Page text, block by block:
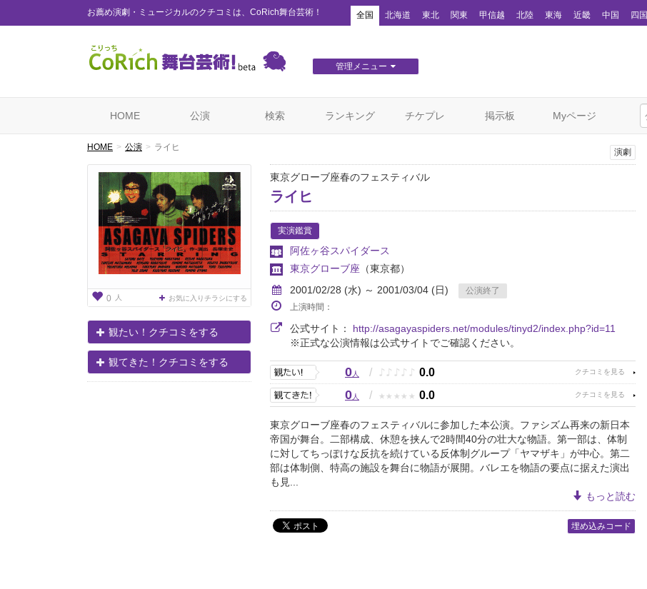
お薦め演劇・ミュージカルのクチコミは、CoRich舞台芸術！ 全国 北海道 東北 関東 甲信越 北陸 東海 近畿 中国 四国
管理メニュー
HOME 公演 検索 ランキング チケプレ 掲示板 Myページ
HOME 公演 ライヒ
0 人 お気に入りチラシにする
観たい！クチコミをする
観てきた！クチコミをする
演劇
東京グローブ座春のフェスティバル
ライヒ
実演鑑賞
阿佐ヶ谷スパイダース
東京グローブ座 （東京都）
2001/02/28 (水) ～ 2001/03/04 (日)
公演終了
上演時間：
公式サイト： http://asagayaspiders.net/modules/tinyd2/index.php?id=11
※正式な公演情報は公式サイトでご確認ください。
0人 / ♪ ♪ ♪ ♪ ♪ 0.0
0人 / ★ ★ ★ ★ ★ 0.0
東京グローブ座春のフェスティバルに参加した本公演。ファシズム再来の新日本
帝国が舞台。二部構成、休憩を挟んで2時間40分の壮大な物語。第一部は、体制
に対してちっぽけな反抗を続けている反体制グループ「ヤマザキ」が中心。第二
部は体制側、特高の施設を舞台に物語が展開。バレエを物語の要点に据えた演出
も見...
もっと読む
埋め込みコード